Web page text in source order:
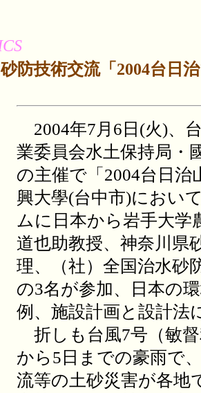
砂防技術交流「2004台日
2004年7月6日(火)、
業委員会水土保持局・
の主催で「2004台日治
興大學(台中市)におい
ムに日本から岩手大
道也助教授、神奈川
理、（社）全国治水
の3名が参加、日本の
例、施設計画と設計法
折しも台風7号（敏
から5日までの豪雨で
流等の土砂災害が各地